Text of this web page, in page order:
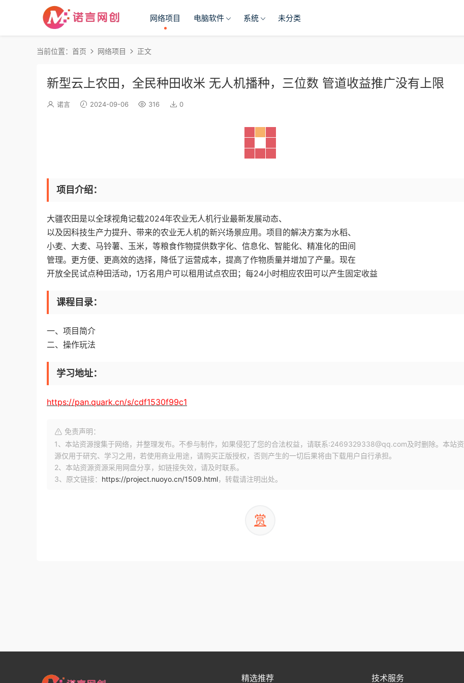
网络项目 电脑软件 系统 未分类
当前位置： 首页 网络项目 正文
新型云上农田，全民种田收米 无人机播种，三位数 管道收益推广没有上限
诺言 2024-09-06 316 0
项目介绍：
大疆农田是以全球视角记载2024年农业无人机行业最新发展动态、
以及因科技生产力提升、带来的农业无人机的新兴场景应用。项目的解决方案为水稻、
小麦、大麦、马铃薯、玉米，等粮食作物提供数字化、信息化、智能化、精准化的田间
管理。更方便、更高效的选择，降低了运营成本，提高了作物质量并增加了产量。现在
开放全民试点种田活动，1万名用户可以租用试点农田；每24小时相应农田可以产生固定收益
课程目录：
一、项目简介
二、操作玩法
学习地址：
https://pan.quark.cn/s/cdf1530f99c1
免责声明：
1、本站资源搜集于网络，并整理发布。不参与制作，如果侵犯了您的合法权益，请联系:2469329338@qq.com及时删除。本站资
源仅用于研究、学习之用，若使用商业用途，请购买正版授权，否则产生的一切后果将由下载用户自行承担。
2、本站资源资源采用网盘分享，如链接失效，请及时联系。
3、原文链接： https://project.nuoyo.cn/1509.html，转载请注明出处。
赏
精选推荐 技术服务